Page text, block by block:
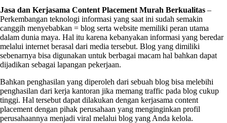
Jasa dan Kerjasama Content Placement Murah Berkualitas –
Perkembangan teknologi informasi yang saat ini sudah semakin
canggih menyebabkan = blog serta website memiliki peran utama
dalam dunia maya. Hal itu karena kebanyakan informasi yang beredar
melalui internet berasal dari media tersebut. Blog yang dimiliki
sebenarnya bisa digunakan untuk berbagai macam hal bahkan dapat
dijadikan sebagai lapangan pekerjaan.
Bahkan penghasilan yang diperoleh dari sebuah blog bisa melebihi
penghasilan dari kerja kantoran jika memang traffic pada blog cukup
tinggi. Hal tersebut dapat dilakukan dengan kerjasama content
placement dengan pihak perusahaan yang menginginkan profil
perusahaannya menjadi viral melalui blog yang Anda kelola.